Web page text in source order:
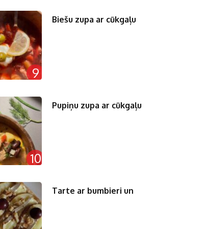
9
Biešu zupa ar cūkgaļu
10
Pupiņu zupa ar cūkgaļu
Tarte ar bumbieri un